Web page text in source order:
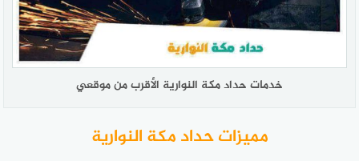
خدمات حداد مكة النوارية الأقرب من موقعي
مميزات حداد مكة النوارية